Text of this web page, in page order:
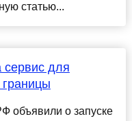
статью...
сервис для
объявили о запуске